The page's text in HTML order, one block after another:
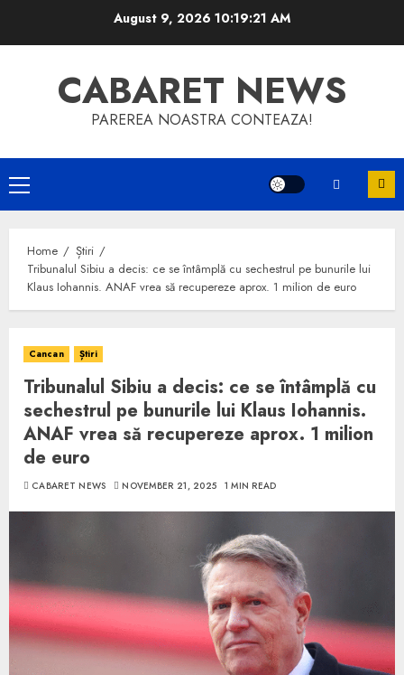
August 9, 2026 10:19:21 AM
CABARET NEWS
PAREREA NOASTRA CONTEAZA!
Primary
Menu
Home
Știri
Tribunalul Sibiu a decis: ce se întâmplă cu sechestrul pe bunurile lui
Klaus Iohannis. ANAF vrea să recupereze aprox. 1 milion de euro
Cancan Știri
Tribunalul Sibiu a decis: ce se întâmplă cu
sechestrul pe bunurile lui Klaus Iohannis.
ANAF vrea să recupereze aprox. 1 milion
de euro
CABARET NEWS NOVEMBER 21, 2025 1 MIN READ